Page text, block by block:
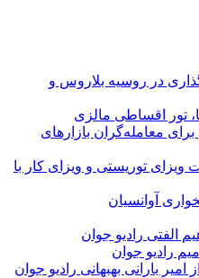
در روسیه بلاروس و
تور اقساطی مالزی
معامله‌گران بازارهای
ویزای توریستی و ویزای کار با
آوانسیان
الفتی رادیو جوان
رادیو جوان
امیر بارانی بهبهانی رادیو جوان